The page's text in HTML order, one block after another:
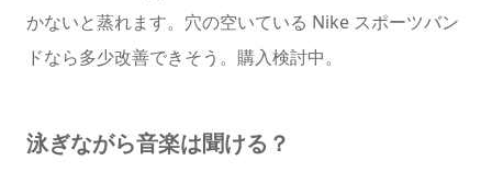
かないと蒸れます。穴の空いている Nike スポーツバン
ドなら多少改善できそう。購入検討中。
泳ぎながら音楽は聞ける？